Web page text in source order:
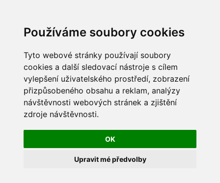
Používáme soubory cookies
Tyto webové stránky používají soubory
cookies a další sledovací nástroje s cílem
vylepšení uživatelského prostředí, zobrazení
přizpůsobeného obsahu a reklam, analýzy
návštěvnosti webových stránek a zjištění
zdroje návštěvnosti.
OK
Upravit mé předvolby